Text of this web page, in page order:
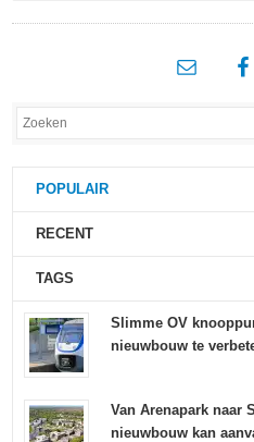
POPULAIR
RECENT
TAGS
Slimme OV
nieuwbouw te
Van Arenapark naar
nieuwbouw kan